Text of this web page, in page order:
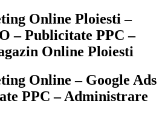
Online Ploiesti –
– Publicitate PPC –
Online Ploiesti
Online – Google Ads
PPC – Administrare